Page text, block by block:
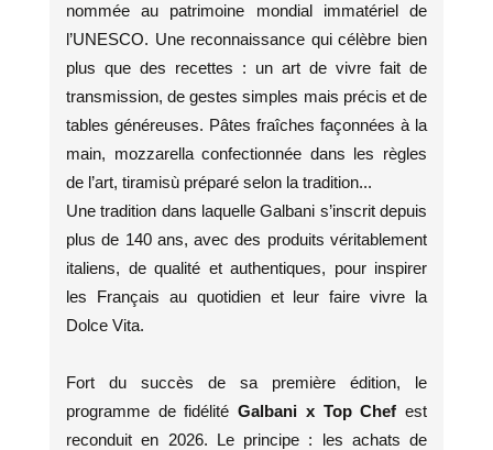
nommée au patrimoine mondial immatériel de
l’UNESCO. Une reconnaissance qui célèbre bien
plus que des recettes : un art de vivre fait de
transmission, de gestes simples mais précis et de
tables généreuses. Pâtes fraîches façonnées à la
main, mozzarella confectionnée dans les règles
de l’art, tiramisù préparé selon la tradition...
Une tradition dans laquelle Galbani s’inscrit depuis
plus de 140 ans, avec des produits véritablement
italiens, de qualité et authentiques, pour inspirer
les Français au quotidien et leur faire vivre la
Dolce Vita.
Fort du succès de sa première édition, le
programme de fidélitéGalbani x Top Chefest
reconduit en 2026. Le principe : les achats de